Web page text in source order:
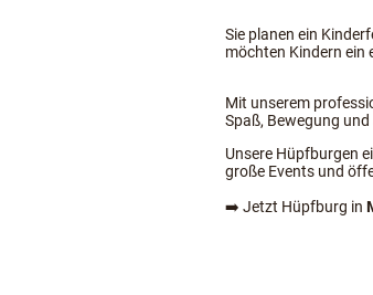
Sie planen ein
möchten Kindern ein
Mit unserem
Spaß, Bewegung
Unsere Hüpfburgen
große Events und
➡️ Jetzt Hüpfburg in